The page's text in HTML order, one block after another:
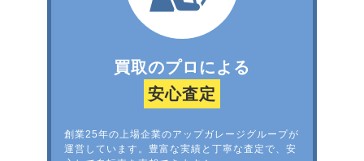
買取のプロによる
安心査定
創業25年の上場企業のアップガレージグループが
運営しています。豊富な実績と丁寧な査定で、安